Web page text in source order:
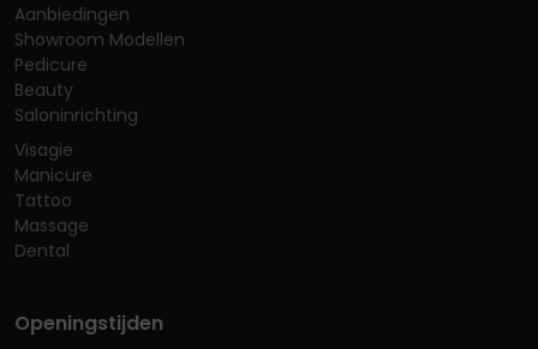
Aanbiedingen
Showroom Modellen
Pedicure
Beauty
Saloninrichting
Visagie
Manicure
Tattoo
Massage
Dental
Openingstijden